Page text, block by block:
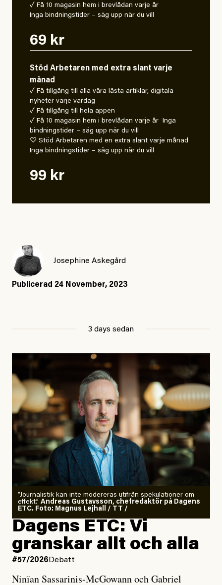
✓ Få 10 magasin hem i brevlådan varje år
Inga bindningstider – säg upp när du vill
69 kr
Stöd Arbetaren med extra slant varje
månad
✓ Få tillgång till alla våra låsta artiklar, digitala
nyheter varje vardag
✓ Få tillgång till hela appen
✓ Få 10 magasin hem i brevlådan varje år Inga
bindningstider – säg upp när du vill
♡ Stöd Arbetaren med en extra slant varje månad
Inga bindningstider – säg upp när du vill
99 kr
Josephine Askegård
Publicerad 24 November, 2023
3 days sedan
”Journalistik kan inte modereras utifrån spekulationer om
effekt.” Andreas Gustavsson, chefredaktör på Dagens
ETC. Foto: Magnus Lejhall / TT /
Dagens ETC: Vi
granskar allt och alla
#57/2026 Debatt
Ninïan Sassarinis-McGowann och Gabriel